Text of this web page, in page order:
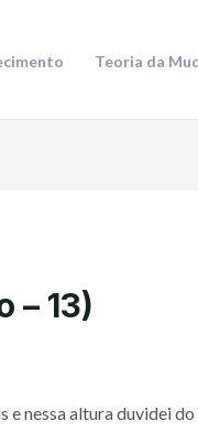
Teoria da
– 13)
e nessa altura duvidei do